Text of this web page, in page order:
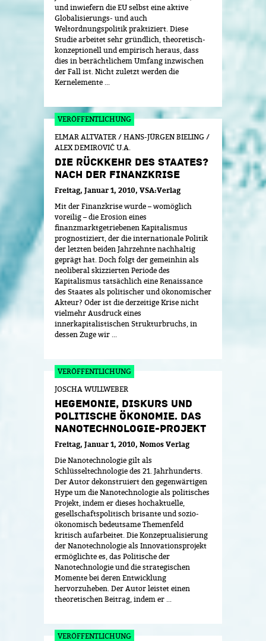
und inwiefern die EU selbst eine aktive
Globalisierungs- und auch
Weltordnungspolitik praktiziert. Diese
Studie arbeitet sehr gründlich, theoretisch-
konzeptionell und empirisch heraus, dass
dies in beträchtlichem Umfang inzwischen
der Fall ist. Nicht zuletzt werden die
Kernelemente ...
ELMAR ALTVATER / HANS-JÜRGEN BIELING /
ALEX DEMIROVIĆ U.A.
DIE RÜCKKEHR DES STAATES?
NACH DER FINANZKRISE
Freitag, Januar 1, 2010 VSA:Verlag
Mit der Finanzkrise wurde – womöglich
voreilig – die Erosion eines
finanzmarktgetriebenen Kapitalismus
prognostiziert, der die internationale Politik
der letzten beiden Jahrzehnte nachhaltig
geprägt hat. Doch folgt der gemeinhin als
neoliberal skizzierten Periode des
Kapitalismus tatsächlich eine Renaissance
des Staates als politischer und ökonomischer
Akteur? Oder ist die derzeitige Krise nicht
vielmehr Ausdruck eines
innerkapitalistischen Strukturbruchs, in
dessen Zuge wir ...
JOSCHA WULLWEBER
HEGEMONIE, DISKURS UND
POLITISCHE ÖKONOMIE. DAS
NANOTECHNOLOGIE-PROJEKT
Freitag, Januar 1, 2010 Nomos Verlag
Die Nanotechnologie gilt als
Schlüsseltechnologie des 21. Jahrhunderts.
Der Autor dekonstruiert den gegenwärtigen
Hype um die Nanotechnologie als politisches
Projekt, indem er dieses hochaktuelle,
gesellschaftspolitisch brisante und sozio-
ökonomisch bedeutsame Themenfeld
kritisch aufarbeitet. Die Konzeptualisierung
der Nanotechnologie als Innovationsprojekt
ermöglichte es, das Politische der
Nanotechnologie und die strategischen
Momente bei deren Entwicklung
hervorzuheben. Der Autor leistet einen
theoretischen Beitrag, indem er ...